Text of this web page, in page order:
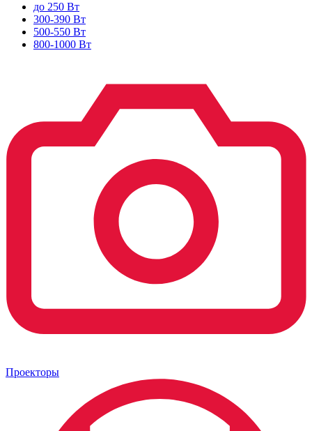
до 250 Вт
300-390 Вт
500-550 Вт
800-1000 Вт
Проекторы